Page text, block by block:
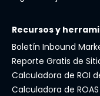
Recursos y
Boletín Inbound
Reporte Gratis de
Calculadora de ROI
Calculadora de